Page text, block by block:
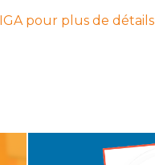
pour plus de détails